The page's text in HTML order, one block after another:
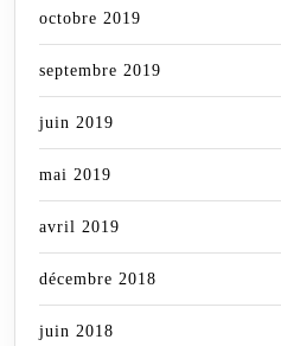
octobre 2019
septembre 2019
juin 2019
mai 2019
avril 2019
décembre 2018
juin 2018